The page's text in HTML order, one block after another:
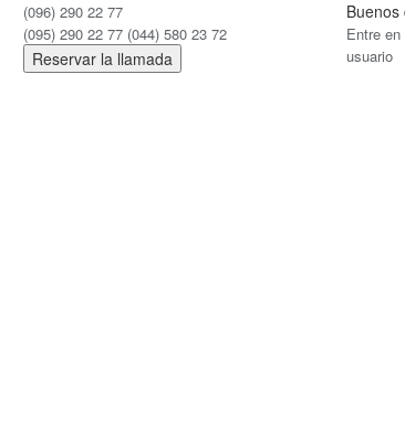
(096) 290 22 77
(095) 290 22 77 (044) 580 23 72
Reservar la llamada
Buenos
Entre
usuario